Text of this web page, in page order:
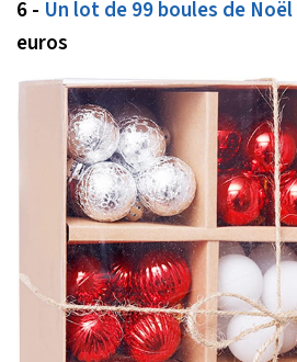
6 - Un lot de 99 boules de Noël
euros